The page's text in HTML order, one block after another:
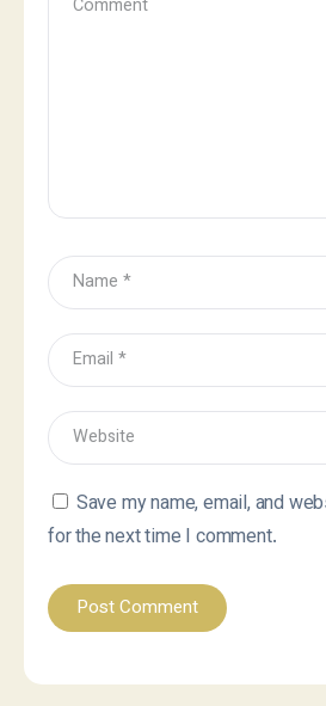
Save my name, email, and
for the next time I comment.